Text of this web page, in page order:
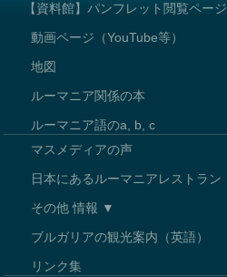
【資料館】パンフレット閲覧ページ
動画ページ（YouTube等）
地図
ルーマニア関係の本
ルーマニア語のa, b, c
マスメディアの声
日本にあるルーマニアレストラン
その他 情報 ▼
ブルガリアの観光案内（英語）
リンク集